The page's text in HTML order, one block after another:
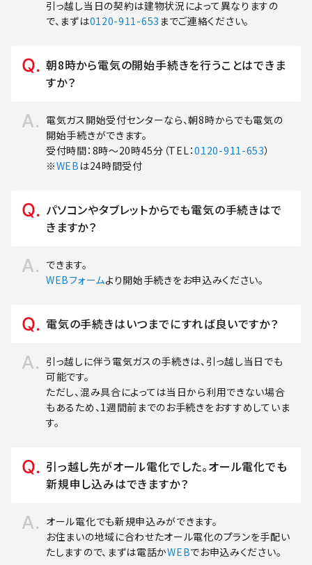
引っ越し当日の契約は建物状況によって異なりますの
で、まずは0120-911-653 までご連絡ください。
朝8時から電気の開始手続きを行うことはできま
すか？
電気ガス開始受付センターなら、朝8時からでも電気の
開始手続きができます。
受付時間：8時～20時45分（TEL：0120-911-653）
※WEB は24時間受付
パソコンやタブレットからでも電気の手続きはで
きますか？
できます。
WEBフォームより開始手続きをお申込みください。
電気の手続きはいつまでにすれば良いですか？
引っ越しに伴う電気ガスの手続きは、引っ越し当日でも
可能です。
ただし、混み具合によっては当日から利用できない場合
もあるため、1週間前までのお手続きをおすすめしていま
す。
引っ越し先がオール電化でした。オール電化でも
新規申し込みはできますか？
オール電化でも新規申込みができます。
お住まいの地域に合わせたオール電化のプランを手配い
たしますので、まずは電話かWEBでお申込みください。